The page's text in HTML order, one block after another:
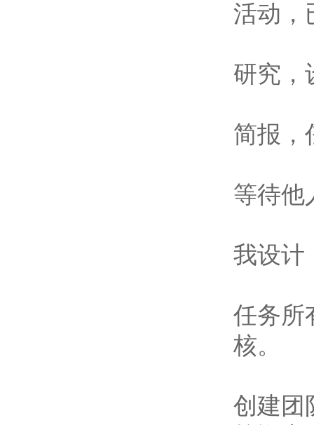
活动，
研究，
简报，
等待他
我设计
任务所
核。
创建团